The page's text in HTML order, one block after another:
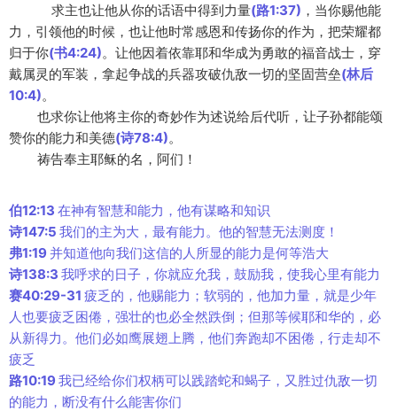
求主也让他从你的话语中得到力量(路1:37) ，当你赐他能
力，引领他的时候，也让他时常感恩和传扬你的作为，把荣耀都
归于你(书4:24)。让他因着依靠耶和华成为勇敢的福音战士，穿
戴属灵的军装，拿起争战的兵器攻破仇敌一切的坚固营垒(林后
10:4)。
也求你让他将主你的奇妙作为述说给后代听，让子孙都能颂
赞你的能力和美德(诗78:4)。
祷告奉主耶稣的名，阿们！
伯12:13 在神有智慧和能力，他有谋略和知识
诗147:5 我们的主为大，最有能力。他的智慧无法测度！
弗1:19 并知道他向我们这信的人所显的能力是何等浩大
诗138:3 我呼求的日子，你就应允我，鼓励我，使我心里有能力
赛40:29-31 疲乏的，他赐能力；软弱的，他加力量，就是少年
人也要疲乏困倦，强壮的也必全然跌倒；但那等候耶和华的，必
从新得力。他们必如鹰展翅上腾，他们奔跑却不困倦，行走却不
疲乏
路10:19 我已经给你们权柄可以践踏蛇和蝎子，又胜过仇敌一切
的能力，断没有什么能害你们